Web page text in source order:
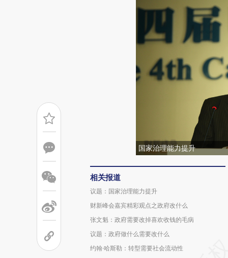
国家治理能力提升
相关报道
议题：国家治理能力提升
财新峰会嘉宾精彩观点之政府改什么
张文魁：政府需要改掉喜欢收钱的毛病
议题：政府做什么需要改什么
约翰·哈斯勒：转型需要社会流动性